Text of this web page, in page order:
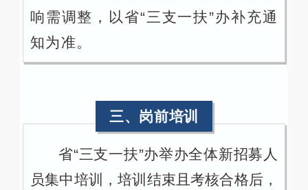
响需调整，以省“三支一扶”办补充通
知为准。
三、岗前培训
省“三支一扶”办举办全体新招募人
员集中培训，培训结束且考核合格后，